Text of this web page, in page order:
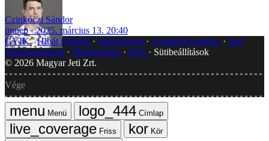
Czinkóczi Sándor
ünnep
2025. március 13. 20:40
GYIK Hibát jelentek Impresszum Javítások kezelése
Jogi
dokumentumok
Médiaajánlat RSS
Sütibeállítások
© 2026 Magyar Jeti Zrt.
Vége
Menü
Címlap
Friss
Kör